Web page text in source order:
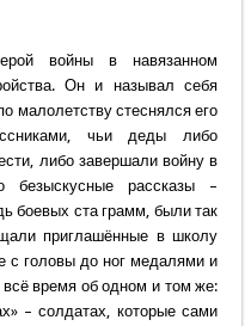
войны в навязанном
Он и называл себя
малолетству стеснялся его
чьи деды либо
либо завершали войну в
рассказы –
боевых ста грамм, были так
приглашённые в школу
с головы до ног медалями и
время об одном и том же:
– солдатах, которые сами